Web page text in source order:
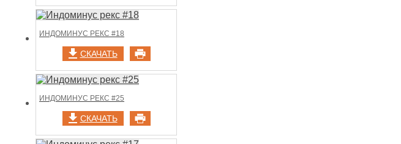
ИНДОМИНУС РЕКС #18
СКАЧАТЬ
ИНДОМИНУС РЕКС #25
СКАЧАТЬ